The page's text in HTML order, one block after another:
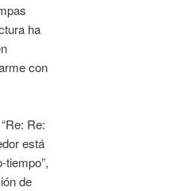
ha
con
Re:
está
tiempo”,
de